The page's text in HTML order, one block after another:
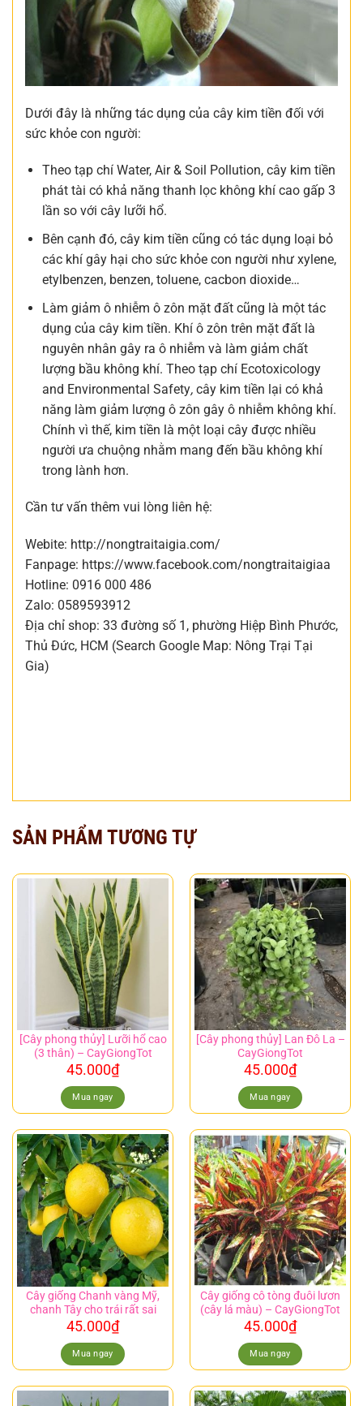
Dưới đây là những tác dụng của cây kim tiền đối với
sức khỏe con người:
Theo tạp chí Water, Air & Soil Pollution, cây kim tiền
phát tài có khả năng thanh lọc không khí cao gấp 3
lần so với cây lưỡi hổ.
Bên cạnh đó, cây kim tiền cũng có tác dụng loại bỏ
các khí gây hại cho sức khỏe con người như xylene,
etylbenzen, benzen, toluene, cacbon dioxide…
Làm giảm ô nhiễm ô zôn mặt đất cũng là một tác
dụng của cây kim tiền. Khí ô zôn trên mặt đất là
nguyên nhân gây ra ô nhiễm và làm giảm chất
lượng bầu không khí. Theo tạp chí Ecotoxicology
and Environmental Safety, cây kim tiền lại có khả
năng làm giảm lượng ô zôn gây ô nhiễm không khí.
Chính vì thế, kim tiền là một loại cây được nhiều
người ưa chuộng nhằm mang đến bầu không khí
trong lành hơn.
Cần tư vấn thêm vui lòng liên hệ:
Webite: http://nongtraitaigia.com/
Fanpage: https://www.facebook.com/nongtraitaigiaa
Hotline: 0916 000 486
Zalo: 0589593912
Địa chỉ shop: 33 đường số 1, phường Hiệp Bình Phước,
Thủ Đức, HCM (Search Google Map: Nông Trại Tại
Gia)
SẢN PHẨM TƯƠNG TỰ
[Cây phong thủy] Lưỡi hổ cao
(3 thân) – CayGiongTot
45.000₫
Mua ngay
[Cây phong thủy] Lan Đô La –
CayGiongTot
45.000₫
Mua ngay
Cây giống Chanh vàng Mỹ,
chanh Tây cho trái rất sai
45.000₫
Mua ngay
Cây giống cô tòng đuôi lươn
(cây lá màu) – CayGiongTot
45.000₫
Mua ngay